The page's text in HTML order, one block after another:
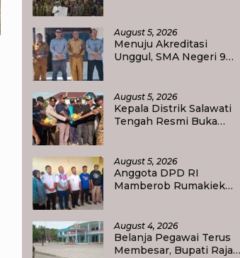
Kelola Pertanahan dan
Ekonomi Daerah
August 5, 2026
Menuju Akreditasi
Unggul, SMA Negeri 9
Pendidikan
August 5, 2026
Kepala Distrik Salawati
Tengah Resmi Buka
ke-81, Sportivitas Jadi
Pesan Utama
August 5, 2026
Anggota DPD RI
Mamberob Rumakiek
Baru dan Anak Kurang
Mampu
August 4, 2026
Belanja Pegawai Terus
Membesar, Bupati Raja